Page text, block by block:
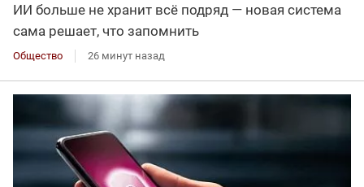
ИИ больше не хранит всё подряд — новая система
сама решает, что запомнить
Общество 26 минут назад